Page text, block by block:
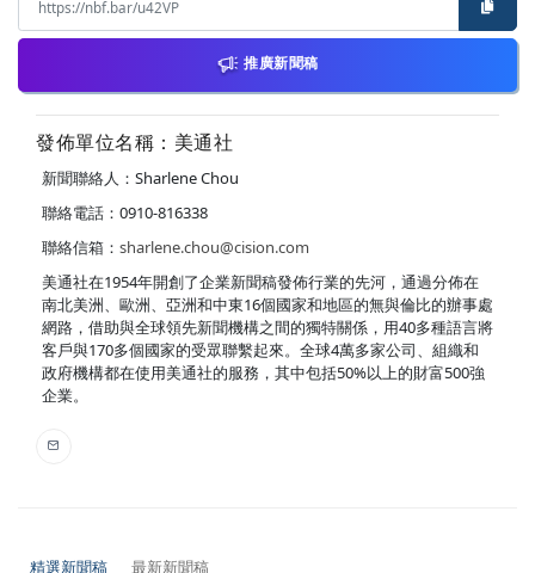
推廣新聞稿
發佈單位名稱：美通社
新聞聯絡人：Sharlene Chou
聯絡電話：0910-816338
聯絡信箱： sharlene.chou@cision.com
美通社在1954年開創了企業新聞稿發佈行業的先河，通過分佈在
南北美洲、歐洲、亞洲和中東16個國家和地區的無與倫比的辦事處
網路，借助與全球領先新聞機構之間的獨特關係，用40多種語言將
客戶與170多個國家的受眾聯繫起來。全球4萬多家公司、組織和
政府機構都在使用美通社的服務，其中包括50%以上的財富500強
企業。
精選新聞稿 最新新聞稿